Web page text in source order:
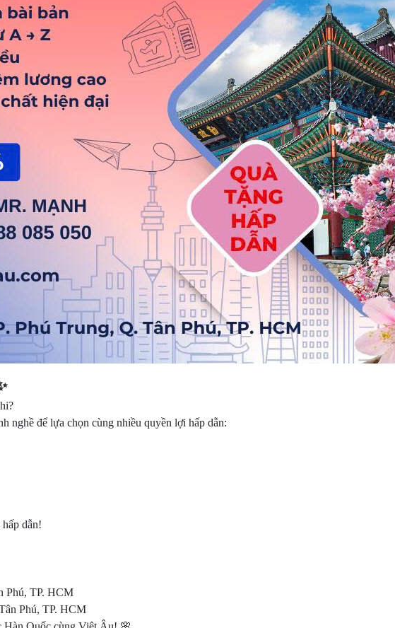
nghề để lựa chọn cùng nhiều quyền lợi hấp dẫn:
dẫn!
Phú, TP. HCM
Phú, TP. HCM